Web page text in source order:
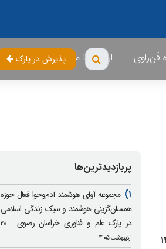
فَن‌راوی ارتباط با ما پذیرش در پارک
صندوق در سال ۱۴۰۴
پربازدیدترین‌ها
۱)
مجموعه آوای هوشمند آدم‌وحوا فعال حوزه
همسان‌گزینی هوشمند و سبک زندگی اسلامی
در پارک علم و فناوری خراسان رضوی
۲۸
اردیبهشت ۱۴۰۵